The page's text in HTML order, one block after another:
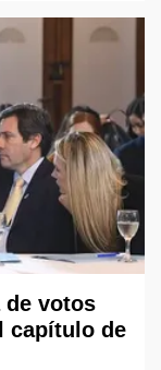
de votos
capítulo de